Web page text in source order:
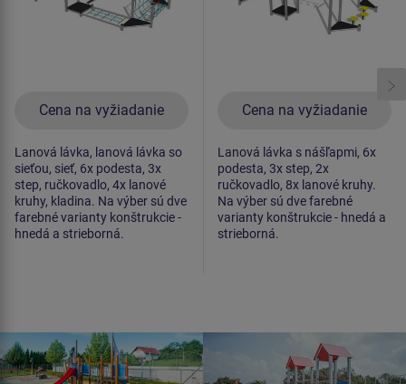
Cena na vyžiadanie
Lanová lávka, lanová lávka so
sieťou, sieť, 6x podesta, 3x
step, ručkovadlo, 4x lanové
kruhy, kladina. Na výber sú dve
farebné varianty konštrukcie -
hnedá a strieborná.
Cena na vyžiadanie
Lanová lávka s nášľapmi, 6x
podesta, 3x step, 2x
ručkovadlo, 8x lanové kruhy.
Na výber sú dve farebné
varianty konštrukcie - hnedá a
strieborná.